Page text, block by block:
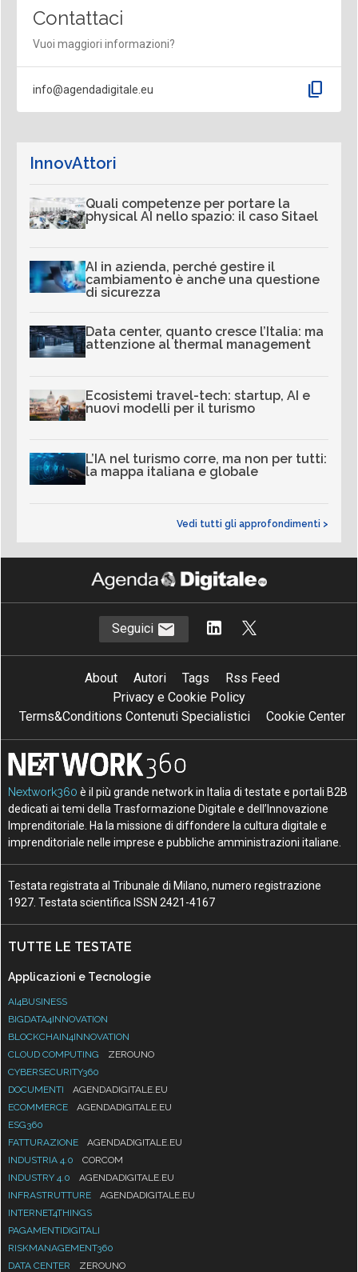
Contattaci
Vuoi maggiori informazioni?
info@agendadigitale.eu content_copy
InnovAttori
Quali competenze per portare la
physical AI nello spazio: il caso Sitael
AI in azienda, perché gestire il
cambiamento è anche una questione
di sicurezza
Data center, quanto cresce l’Italia: ma
attenzione al thermal management
Ecosistemi travel-tech: startup, AI e
nuovi modelli per il turismo
L’IA nel turismo corre, ma non per tutti:
la mappa italiana e globale
Vedi tutti gli approfondimenti >
Seguici
About Autori Tags
Rss Feed
Privacy e Cookie Policy
Terms&Conditions Contenuti Specialistici
Cookie Center
Nextwork360 è il più grande network in Italia di testate e portali B2B
dedicati ai temi della Trasformazione Digitale e dell’Innovazione
Imprenditoriale. Ha la missione di diffondere la cultura digitale e
imprenditoriale nelle imprese e pubbliche amministrazioni italiane.
Testata registrata al Tribunale di Milano, numero registrazione
1927. Testata scientifica ISSN 2421-4167
TUTTE LE TESTATE
Applicazioni e Tecnologie
AI4BUSINESS
BIGDATA4INNOVATION
BLOCKCHAIN4INNOVATION
CLOUD COMPUTING
ZEROUNO
CYBERSECURITY360
DOCUMENTI
AGENDADIGITALE.EU
ECOMMERCE
AGENDADIGITALE.EU
ESG360
FATTURAZIONE
AGENDADIGITALE.EU
INDUSTRIA 4.0
CORCOM
INDUSTRY 4.0
AGENDADIGITALE.EU
INFRASTRUTTURE
AGENDADIGITALE.EU
INTERNET4THINGS
PAGAMENTIDIGITALI
RISKMANAGEMENT360
DATA CENTER
ZEROUNO